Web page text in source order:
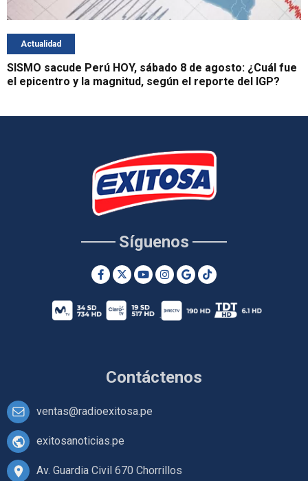
Actualidad
SISMO sacude Perú HOY, sábado 8 de agosto: ¿Cuál fue
el epicentro y la magnitud, según el reporte del IGP?
Contáctenos
ventas@radioexitosa.pe
exitosanoticias.pe
Av. Guardia Civil 670 Chorrillos
Síguenos